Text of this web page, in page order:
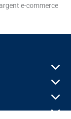
e-commerce